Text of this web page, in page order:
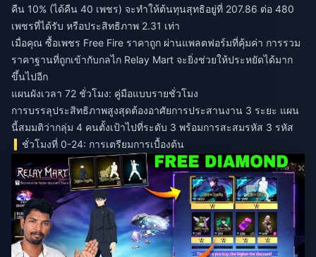
คืน 10% (ได้คืน 40 เพชร) จะทำให้ต้นทุนสุทธิอยู่ที่ 207.86 ต่อ 480
เพชรที่ได้รับ หรือประสิทธิภาพ 2.31 เท่า
เมื่อคุณ ซื้อเพชร Free Fire ราคาถูก ผ่านแพลตฟอร์มที่คุ้มค่า การรวม
ราคาฐานที่ถูกเข้ากับกลไก Relay Mart จะยิ่งช่วยให้ประหยัดได้มาก
ขึ้นไปอีก
แผนผังเวลา 72 ชั่วโมง: คู่มือแบบรายชั่วโมง
การบรรลุประสิทธิภาพสูงสุดต้องอาศัยการประสานงาน 3 ระยะ แผน
นี้สมมติว่ากลุ่ม 4 คนตั้งเป้าไปที่ระดับ 3 พร้อมการสะสมรหัส 3 รหัส
ชั่วโมงที่ 0-24: การเตรียมการเบื้องต้น